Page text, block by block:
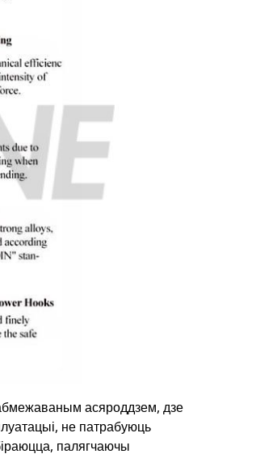
асяроддзем, дзе
не патрабуюць
палягчаючы